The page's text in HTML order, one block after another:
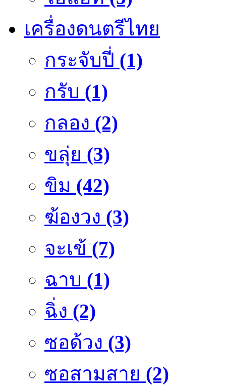
เครื่องดนตรีไทย
กระจับปี่ (1)
กรับ (1)
กลอง (2)
ขลุ่ย (3)
ขิม (42)
ฆ้องวง (3)
จะเข้ (7)
ฉาบ (1)
ฉิ่ง (2)
ซอด้วง (3)
ซอสามสาย (2)